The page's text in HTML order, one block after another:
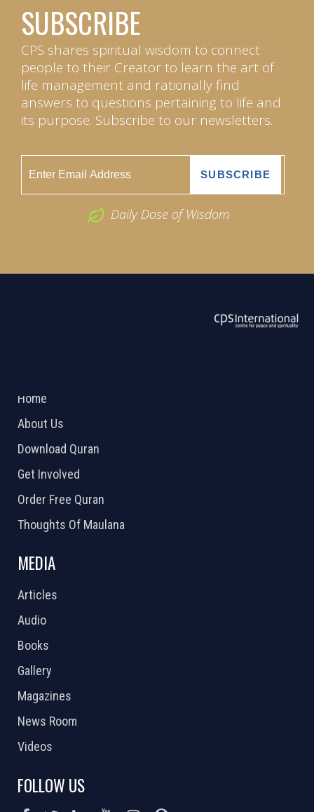
SUBSCRIBE
CPS shares spiritual wisdom to connect
people to their Creator to learn the art of
life management and rationally find
answers to questions pertaining to life and
its purpose. Subscribe to our newsletters.
Daily Dose of Wisdom
Home
About Us
Download Quran
Get Involved
Order Free Quran
Thoughts Of Maulana
MEDIA
Articles
Audio
Books
Gallery
Magazines
News Room
Videos
FOLLOW US